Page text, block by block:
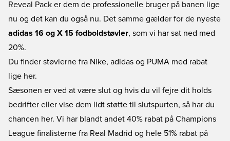
Reveal Pack er dem de professionelle bruger på banen lige
nu og det kan du også nu. Det samme gælder for de nyeste
adidas 16 og X 15 fodboldstøvler, som vi har sat ned med
20%.
Du finder støvlerne fra Nike, adidas og PUMA med rabat
lige her.
Sæsonen er ved at være slut og hvis du vil fejre dit holds
bedrifter eller vise dem lidt støtte til slutspurten, så har du
chancen her. Vi har blandt andet 40% rabat på Champions
League finalisterne fra Real Madrid og hele 51% rabat på